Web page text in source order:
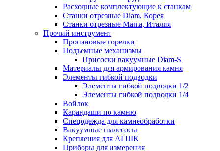
Расходные комплектующие к станкам
Станки отрезные Diam, Корея
Станки отрезные Manta, Италия
Прочий инструмент
Пропановые горелки
Подъeмные механизмы
Присоски вакуумные Diam-S
Материалы для армирования камня
Элементы гибкой подводки
Элементы гибкой подводки 1/2
Элементы гибкой подводки 1/4
Войлок
Карандаши по камню
Спецодежда для камнеобработки
Вакуумные пылесосы
Крепления для АГШК
Приборы для измерения